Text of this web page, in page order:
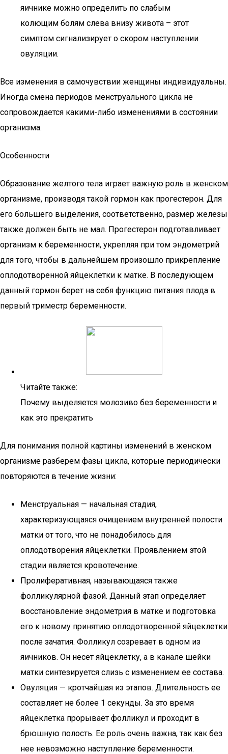
яичнике можно определить по слабым
колющим болям слева внизу живота – этот
симптом сигнализирует о скором наступлении
овуляции.
Все изменения в самочувствии женщины индивидуальны.
Иногда смена периодов менструального цикла не
сопровождается какими-либо изменениями в состоянии
организма.
Особенности
Образование желтого тела играет важную роль в женском
организме, производя такой гормон как прогестерон. Для
его большего выделения, соответственно, размер железы
также должен быть не мал. Прогестерон подготавливает
организм к беременности, укрепляя при том эндометрий
для того, чтобы в дальнейшем произошло прикрепление
оплодотворенной яйцеклетки к матке. В последующем
данный гормон берет на себя функцию питания плода в
первый триместр беременности.
Читайте также:
Почему выделяется молозиво без беременности и
как это прекратить
Для понимания полной картины изменений в женском
организме разберем фазы цикла, которые периодически
повторяются в течение жизни:
Менструальная — начальная стадия,
характеризующаяся очищением внутренней полости
матки от того, что не понадобилось для
оплодотворения яйцеклетки. Проявлением этой
стадии является кровотечение.
Пролиферативная, называющаяся также
фолликулярной фазой. Данный этап определяет
восстановление эндометрия в матке и подготовка
его к новому принятию оплодотворенной яйцеклетки
после зачатия. Фолликул созревает в одном из
яичников. Он несет яйцеклетку, а в канале шейки
матки синтезируется слизь с изменением ее состава.
Овуляция — кротчайшая из этапов. Длительность ее
составляет не более 1 секунды. За это время
яйцеклетка прорывает фолликул и проходит в
брюшную полость. Ее роль очень важна, так как без
нее невозможно наступление беременности.